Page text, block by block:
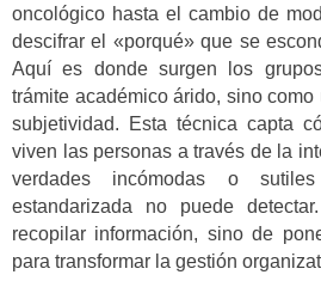
oncológico hasta el cambio de
descifrar el «porqué» que se
Aquí es donde surgen los
trámite académico árido, sino
subjetividad. Esta técnica capta
viven las personas a través de la
verdades incómodas o
estandarizada no puede
recopilar información, sino de
para transformar la gestión